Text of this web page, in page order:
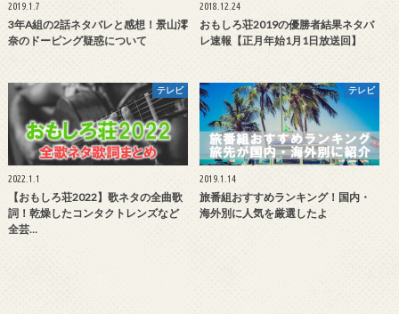
2019.1.7
3年A組の2話ネタバレと感想！景山澪
奈のドーピング疑惑について
2018.12.24
おもしろ荘2019の優勝者結果ネタバ
レ速報【正月年始1月1日放送回】
テレビ
2022.1.1
【おもしろ荘2022】歌ネタの全曲歌
詞！乾燥したコンタクトレンズなど
全芸…
テレビ
2019.1.14
旅番組おすすめランキング！国内・
海外別に人気を厳選したよ